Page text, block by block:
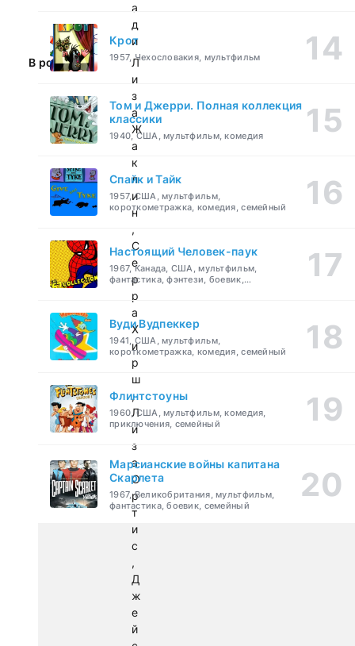
а
д
и
В ролях:
Л
и
з
а
Ж
а
к
л
и
н
,
С
е
р
р
а
Х
и
р
ш
,
Л
и
з
а
О
р
т
и
с
,
Д
ж
е
й
Крот
1957, Чехословакия, мультфильм
Том и Джерри. Полная коллекция
классики
1940, США, мультфильм, комедия
Спайк и Тайк
1957, США, мультфильм,
короткометражка, комедия, семейный
Настоящий Человек-паук
1967, Канада, США, мультфильм,
фантастика, фэнтези, боевик,
Вуди Вудпеккер
1941, США, мультфильм,
короткометражка, комедия, семейный
Флинтстоуны
1960, США, мультфильм, комедия,
приключения, семейный
Марсианские войны капитана
Скарлета
1967, Великобритания, мультфильм,
фантастика, боевик, семейный